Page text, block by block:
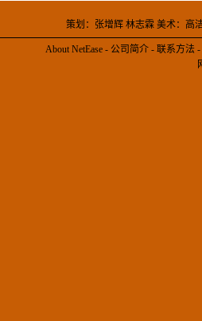
策划：张增辉 林志霖 美术：
About NetEase - 公司简介 - 联系方法 -